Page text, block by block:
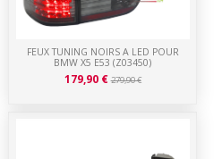
FEUX TUNING NOIRS A LED POUR
BMW X5 E53 (Z03450)
179,90 €279,90 €